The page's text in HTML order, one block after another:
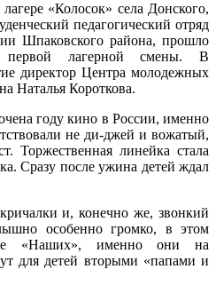
«Колосок» села Донского,
педагогический отряд
Шпаковского района, прошло
первой лагерной смены. В
директор Центра молодежных
Наталья Короткова.
году кино в России, именно
не ди-джей и вожатый,
Торжественная линейка стала
Сразу после ужина детей ждал
и, конечно же, звонкий
особенно громко, в этом
«Наших», именно они на
для детей вторыми «папами и